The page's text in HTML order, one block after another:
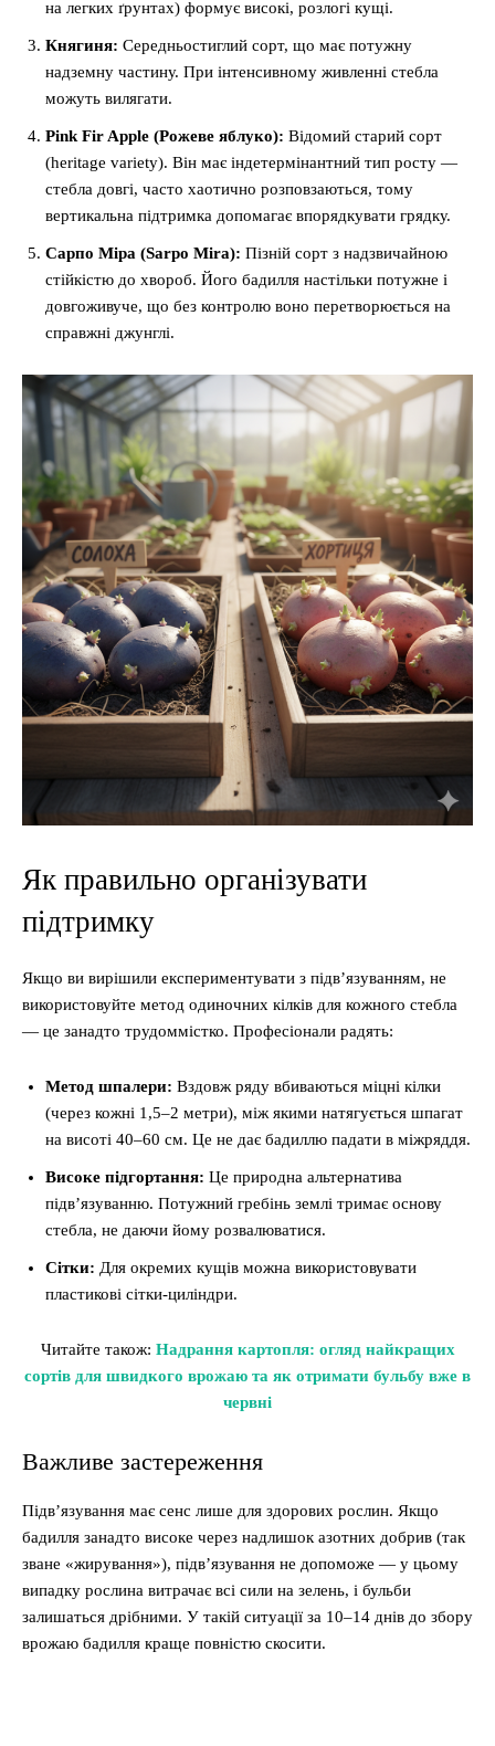
на легких ґрунтах) формує високі, розлогі кущі.
Княгиня: Середньостиглий сорт, що має потужну
надземну частину. При інтенсивному живленні стебла
можуть вилягати.
Pink Fir Apple (Рожеве яблуко): Відомий старий сорт
(heritage variety). Він має індетермінантний тип росту —
стебла довгі, часто хаотично розповзаються, тому
вертикальна підтримка допомагає впорядкувати грядку.
Сарпо Міра (Sarpo Mira): Пізній сорт з надзвичайною
стійкістю до хвороб. Його бадилля настільки потужне і
довгоживуче, що без контролю воно перетворюється на
справжні джунглі.
Як правильно організувати
підтримку
Якщо ви вирішили експериментувати з підв’язуванням, не
використовуйте метод одиночних кілків для кожного стебла
— це занадто трудоммістко. Професіонали радять:
Метод шпалери: Вздовж ряду вбиваються міцні кілки
(через кожні 1,5–2 метри), між якими натягується шпагат
на висоті 40–60 см. Це не дає бадиллю падати в міжряддя.
Високе підгортання: Це природна альтернатива
підв’язуванню. Потужний гребінь землі тримає основу
стебла, не даючи йому розвалюватися.
Сітки: Для окремих кущів можна використовувати
пластикові сітки-циліндри.
Читайте також: Надрання картопля: огляд найкращих
сортів для швидкого врожаю та як отримати бульбу вже в
червні
Важливе застереження
Підв’язування має сенс лише для здорових рослин. Якщо
бадилля занадто високе через надлишок азотних добрив (так
зване «жирування»), підв’язування не допоможе — у цьому
випадку рослина витрачає всі сили на зелень, і бульби
залишаться дрібними. У такій ситуації за 10–14 днів до збору
врожаю бадилля краще повністю скосити.